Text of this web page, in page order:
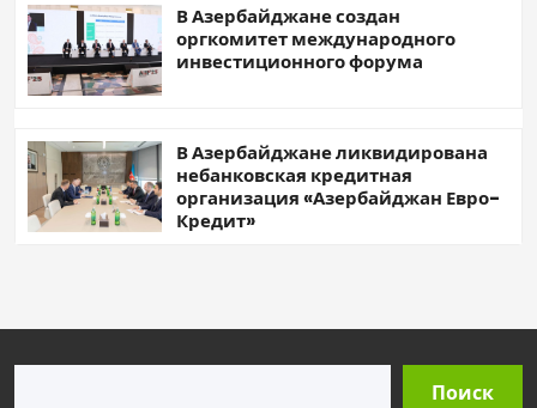
В Азербайджане создан
оргкомитет международного
инвестиционного форума
В Азербайджане ликвидирована
небанковская кредитная
организация «Азербайджан Евро-
Кредит»
Поиск